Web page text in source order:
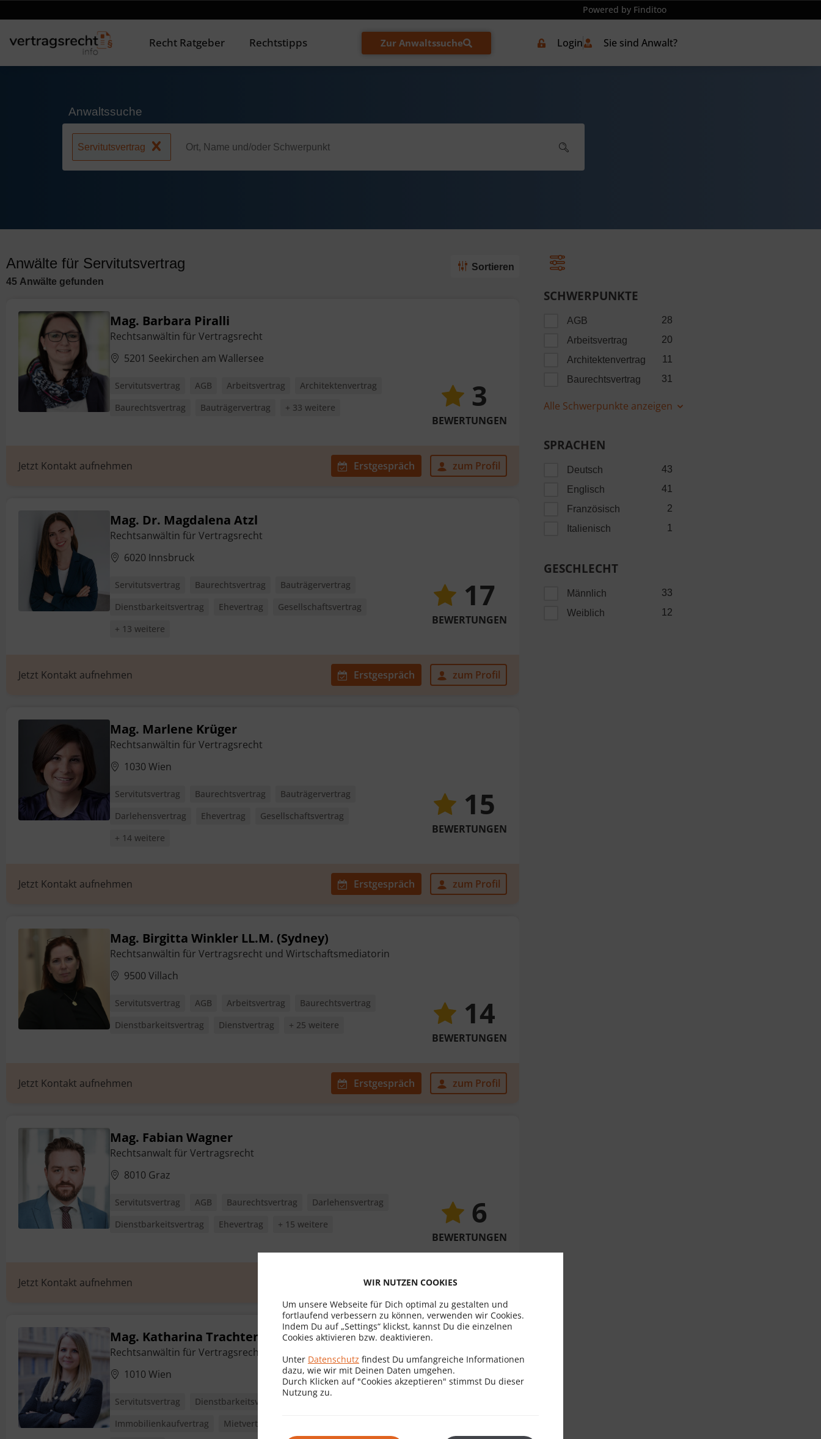
Powered by Finditoo
Recht Ratgeber Rechtstipps Zur Anwaltssuche Login Sie sind Anwalt?
Anwaltssuche
Servitutsvertrag
Anwälte für Servitutsvertrag
45 Anwälte gefunden
Sortieren
Mag. Barbara Piralli
Rechtsanwältin für Vertragsrecht
5201 Seekirchen am Wallersee
Servitutsvertrag AGB Arbeitsvertrag
Architektenvertrag
Baurechtsvertrag
Bauträgervertrag + 33 weitere 3
BEWERTUNGEN
Jetzt Kontakt aufnehmen Erstgespräch zum Profil
Mag. Dr. Magdalena Atzl
Rechtsanwältin für Vertragsrecht
6020 Innsbruck
Servitutsvertrag Baurechtsvertrag
Bauträgervertrag
Dienstbarkeitsvertrag
Ehevertrag
Gesellschaftsvertrag
+ 13 weitere
17
BEWERTUNGEN
Jetzt Kontakt aufnehmen Erstgespräch zum Profil
Mag. Marlene Krüger
Rechtsanwältin für Vertragsrecht
1030 Wien
Servitutsvertrag Baurechtsvertrag
Bauträgervertrag
Darlehensvertrag
Ehevertrag
Gesellschaftsvertrag
+ 14 weitere
15
BEWERTUNGEN
Jetzt Kontakt aufnehmen Erstgespräch zum Profil
Mag. Birgitta Winkler LL.M. (Sydney)
Rechtsanwältin für Vertragsrecht und Wirtschaftsmediatorin
9500 Villach
Servitutsvertrag AGB Arbeitsvertrag
Baurechtsvertrag
Dienstbarkeitsvertrag
Dienstvertrag + 25 weitere 14
BEWERTUNGEN
Jetzt Kontakt aufnehmen Erstgespräch zum Profil
Mag. Fabian Wagner
Rechtsanwalt für Vertragsrecht
8010 Graz
Servitutsvertrag AGB Baurechtsvertrag
Darlehensvertrag
Dienstbarkeitsvertrag
Ehevertrag + 15 weitere 6
BEWERTUNGEN
Jetzt Kontakt aufnehmen Erstgespräch zum Profil
Mag. Katharina Trachtenberg
Rechtsanwältin für Vertragsrecht
1010 Wien
Servitutsvertrag
Dienstbarkeitsvertrag
Immobilienkaufvertrag
Mietvertrag
SCHWERPUNKTE
AGB
28
Arbeitsvertrag
20
Architektenvertrag
11
Baurechtsvertrag
31
Alle Schwerpunkte anzeigen
SPRACHEN
Deutsch
43
Englisch
41
Französisch
2
Italienisch
1
GESCHLECHT
Männlich
33
Weiblich
12
WIR NUTZEN COOKIES
Um unsere Webseite für Dich optimal zu gestalten und
fortlaufend verbessern zu können, verwenden wir Cookies.
Indem Du auf „Settings“ klickst, kannst Du die einzelnen
Cookies aktivieren bzw. deaktivieren.
Unter Datenschutz findest Du umfangreiche Informationen
dazu, wie wir mit Deinen Daten umgehen.
Durch Klicken auf "Cookies akzeptieren" stimmst Du dieser
Nutzung zu.